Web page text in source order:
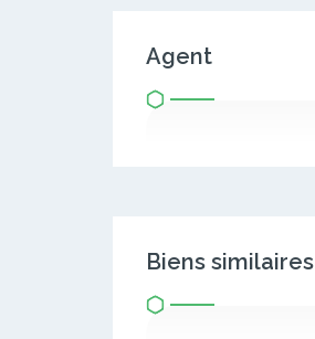
Agent
Biens similaires